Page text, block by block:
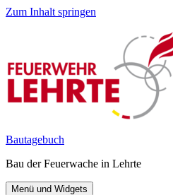
Zum Inhalt springen
Bautagebuch
Bau der Feuerwache in Lehrte
Menü und Widgets